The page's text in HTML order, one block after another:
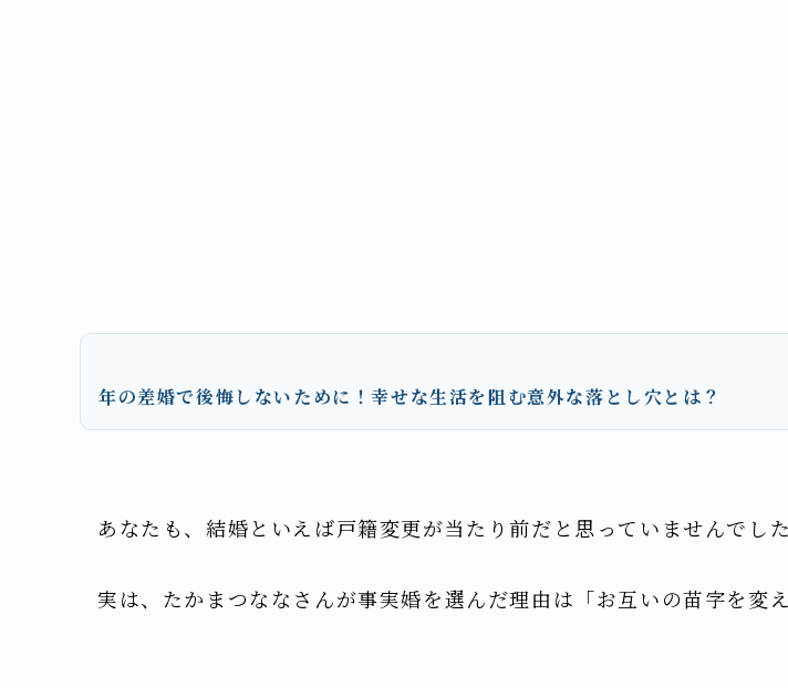
年の差婚で後悔しないために！幸せな生活を阻む意外な落とし穴とは？
あなたも、結婚といえば戸籍変更が当たり前だと思っていませんでし
実は、たかまつななさんが事実婚を選んだ理由は「お互いの苗字を変